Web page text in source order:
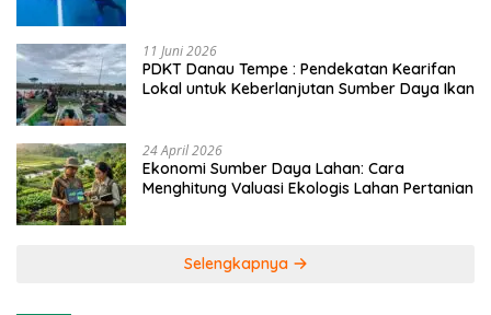
11 Juni 2026
PDKT Danau Tempe : Pendekatan Kearifan
Lokal untuk Keberlanjutan Sumber Daya Ikan
24 April 2026
Ekonomi Sumber Daya Lahan: Cara
Menghitung Valuasi Ekologis Lahan Pertanian
Selengkapnya